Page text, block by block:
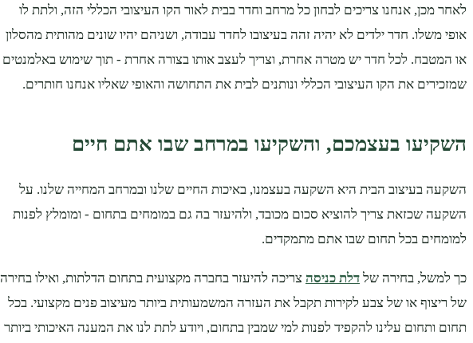
לאחר מכן, אנחנו צריכים לבחון כל מרחב וחדר בבית לאור הקו העיצובי הכללי הזה, ולתת לו
אופי משלו. חדר ילדים לא יהיה זהה בעיצובו לחדר עבודה, ושניהם יהיו שונים מהותית מהסלון
או המטבח. לכל חדר יש מטרה אחרת, וצריך לעצב אותו בצורה אחרת - תוך שימוש באלמנטים
שמזכירים את הקו העיצובי הכללי ונותנים לבית את התחושה והאופי שאליו אנחנו חותרים.
השקיעו בעצמכם, והשקיעו במרחב שבו אתם חיים
השקעה בעיצוב הבית היא השקעה בעצמנו, באיכות החיים שלנו ובמרחב המחייה שלנו. על
השקעה שכזאת צריך להוציא סכום מכובד, ולהיעזר בה גם במומחים בתחום - ומומלץ לפנות
למומחים בכל תחום שבו אתם מתמקדים.
כך למשל, בחירה של דלת כניסה צריכה להיעזר בחברה מקצועית בתחום הדלתות, ואילו בחירה
של ריצוף או של צבע לקירות תקבל את העזרה המשמעותית ביותר מעיצוב פנים מקצועי. בכל
תחום ותחום עלינו להקפיד לפנות למי שמבין בתחום, ויודע לתת לנו את המענה האיכותי ביותר